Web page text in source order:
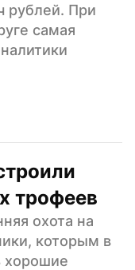
рублей. При
самая
трофеев
охота на
которым в
хорошие